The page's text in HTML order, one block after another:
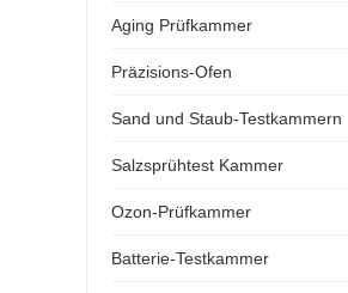
Aging Prüfkammer
Präzisions-Ofen
Sand und Staub-Testkammern
Salzsprühtest Kammer
Ozon-Prüfkammer
Batterie-Testkammer